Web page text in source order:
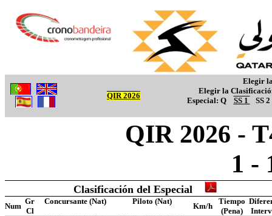
QIR 2026
Elegir
Elegir la
Especial: Q SS 1 SS 2
QIR 2026 -
1 -
Clasificación del Especial
Num
Gr Concursante (Nat) Piloto (Nat)
Km/h
Tiempo
Cl
(Pena)